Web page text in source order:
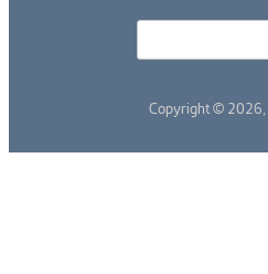
Copyright © 2026,